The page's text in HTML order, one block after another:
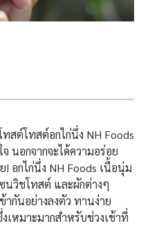
สต์โทสต์อกไก่นึ่ง NH Foods
นอกจากจะได้ความอร่อย
อกไก่นึ่ง NH Foods เนื้อนุ่ม
วิชโทสต์ และผักต่างๆ
ากันอย่างลงตัว ทานง่าย
เหมาะมากสำหรับช่วงเช้าที่